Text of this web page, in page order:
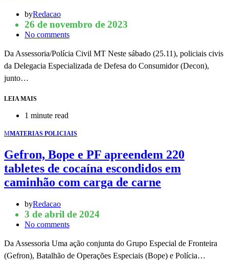
byRedacao
26 de novembro de 2023
No comments
Da Assessoria/Polícia Civil MT Neste sábado (25.11), policiais civis
da Delegacia Especializada de Defesa do Consumidor (Decon),
junto…
LEIA MAIS
1 minute read
MMATERIAS POLICIAIS
Gefron, Bope e PF apreendem 220
tabletes de cocaína escondidos em
caminhão com carga de carne
byRedacao
3 de abril de 2024
No comments
Da Assessoria Uma ação conjunta do Grupo Especial de Fronteira
(Gefron), Batalhão de Operações Especiais (Bope) e Polícia…